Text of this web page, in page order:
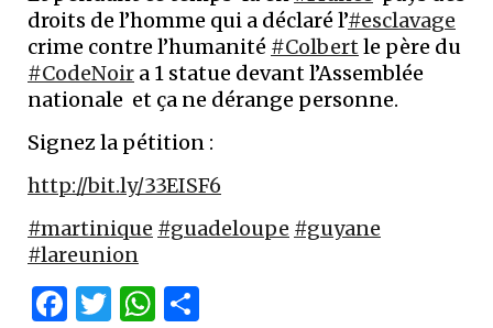
droits de l’homme qui a déclaré l’#esclavage
crime contre l’humanité #Colbert le père du
#CodeNoir a 1 statue devant l’Assemblée
nationale et ça ne dérange personne.
Signez la pétition :
http://bit.ly/33EISF6
#martinique #guadeloupe #guyane
#lareunion
Facebook
Twitter
WhatsApp